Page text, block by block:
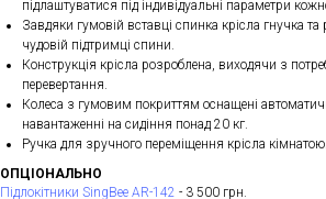
підлаштуватися під індивідуальні параметри
Завдяки гумовій вставці спинка крісла гнучка
чудовій підтримці спини.
Конструкція крісла розроблена, виходячи з
перевертання.
Колеса з гумовим покриттям оснащені
навантаженні на сидіння понад 20 кг.
Ручка для зручного переміщення крісла кімнатою.
ОПЦІОНАЛЬНО
Підлокітники SingBee AR-142 - 3 500 грн.